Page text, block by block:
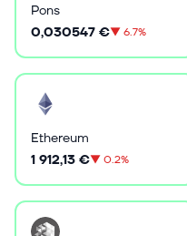
Pons
0,030547 €▼6.7%
Ethereum
1 912,13 €▼0.2%